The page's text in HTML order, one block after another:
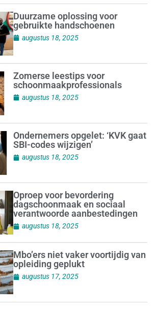
Duurzame oplossing voor
gebruikte handschoenen
augustus 18, 2025
Zomerse leestips voor
schoonmaakprofessionals
augustus 18, 2025
Ondernemers opgelet: ‘KVK gaat
SBI-codes wijzigen’
augustus 18, 2025
Oproep voor bevordering
dagschoonmaak en sociaal
verantwoorde aanbestedingen
augustus 18, 2025
Mbo’ers niet vaker voortijdig van
opleiding geplukt
augustus 17, 2025